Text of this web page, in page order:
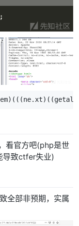
看官方吧(php是世
导致ctfer失业)
全部非预期，实属